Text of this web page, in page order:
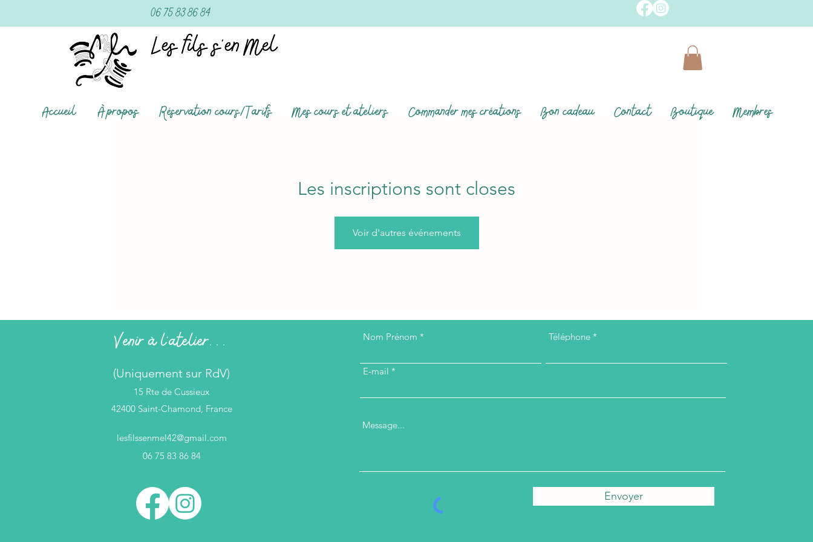
06 75 83 86 84
Accueil À propos Réservation cours/Tarifs Mes cours et ateliers Commander mes créations Bon cadeau Contact Boutique Membres
Les inscriptions sont closes
Voir d'autres événements
Venir à l'atelier...
(Uniquement sur RdV)
15 Rte de Cussieux
42400 Saint-Chamond, France
lesfilssenmel42@gmail.com
06 75 83 86 84
Nom Prénom Téléphone
E-mail
Message...
Envoyer